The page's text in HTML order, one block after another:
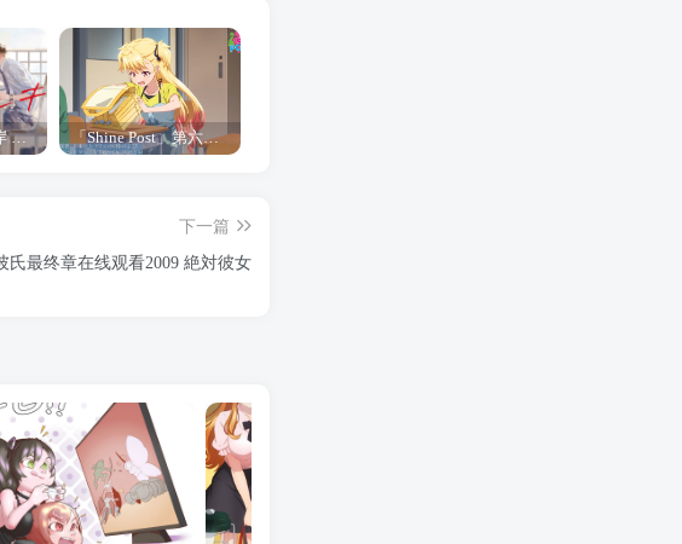
经典杯子蛋糕 佐岸 漫画「经典杯子蛋糕」宣布真人日剧化 「Shine Post」第六话ED主题曲「Yellow Rose」无字幕MV公开
下一篇
氏最终章在线观看2009 絶対彼女